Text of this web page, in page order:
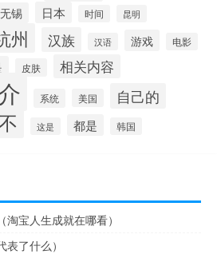
无锡 日本 时间 昆明
州 汉族 汉语 游戏 电影
皮肤 相关内容
系统 美国 自己的
这是 都是 韩国
宝人生成就在哪看）
了什么）